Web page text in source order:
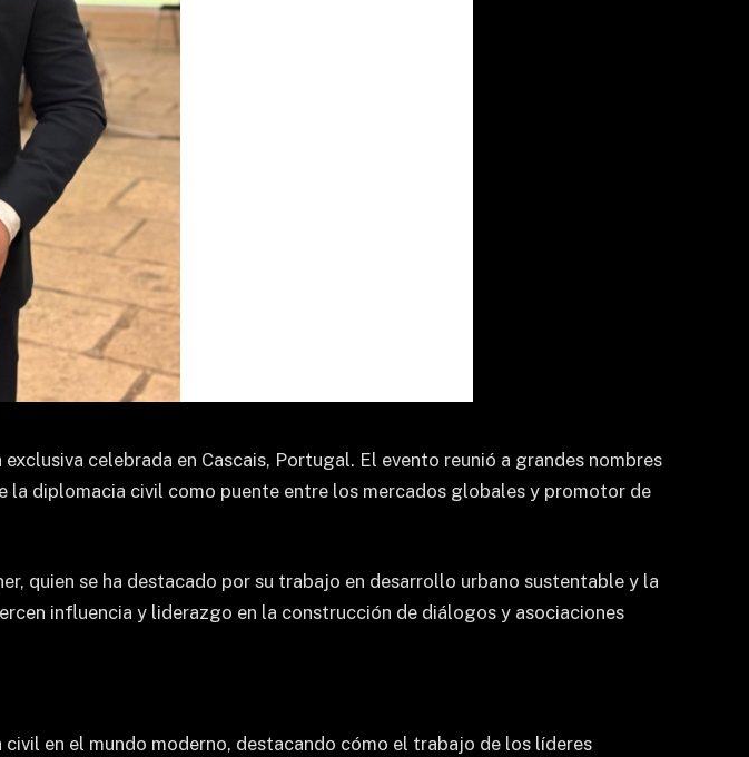
celebrada en Cascais, Portugal. El evento reunió a grandes nombres
diplomacia civil como puente entre los mercados globales y promotor de
quien se ha destacado por su trabajo en desarrollo urbano sustentable y la
influencia y liderazgo en la construcción de diálogos y asociaciones
en el mundo moderno, destacando cómo el trabajo de los líderes